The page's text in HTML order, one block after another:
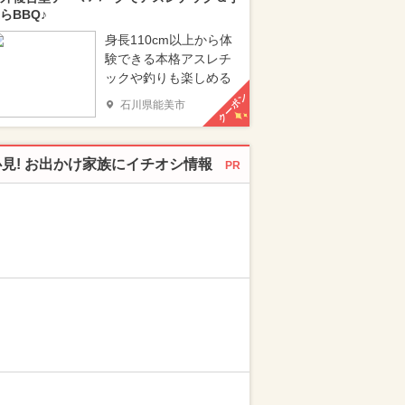
BBQ♪
身長110cm以上から体
験できる本格アスレチ
ックや釣りも楽しめる
石川県能美市 クーポン
! お出かけ家族にイチオシ情報 PR